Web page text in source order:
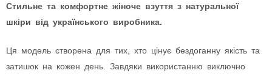
Стильне та комфортне жіноче взуття з натуральної
шкіри від українського виробника.
Ця модель створена для тих, хто цінує бездоганну якість та
затишок на кожен день. Завдяки використанню виключно